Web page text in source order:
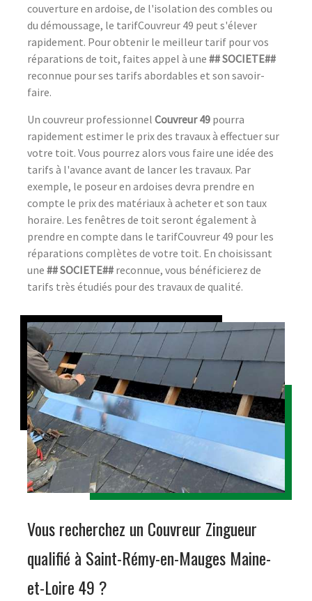
couverture en ardoise, de l'isolation des combles ou
du démoussage, le tarifCouvreur 49 peut s'élever
rapidement. Pour obtenir le meilleur tarif pour vos
réparations de toit, faites appel à une ## SOCIETE##
reconnue pour ses tarifs abordables et son savoir-
faire.
Un couvreur professionnel Couvreur 49 pourra
rapidement estimer le prix des travaux à effectuer sur
votre toit. Vous pourrez alors vous faire une idée des
tarifs à l'avance avant de lancer les travaux. Par
exemple, le poseur en ardoises devra prendre en
compte le prix des matériaux à acheter et son taux
horaire. Les fenêtres de toit seront également à
prendre en compte dans le tarifCouvreur 49 pour les
réparations complètes de votre toit. En choisissant
une ## SOCIETE## reconnue, vous bénéficierez de
tarifs très étudiés pour des travaux de qualité.
Vous recherchez un Couvreur Zingueur
qualifié à Saint-Rémy-en-Mauges Maine-
et-Loire 49 ?